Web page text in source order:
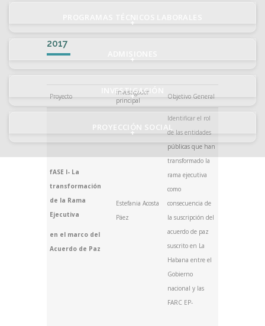
+
+
INVESTIGACIÓN
+
PROYECCIÓN SOCIAL
+
2017
Proyecto
Investigador
principal
Objetivo General
fASE I- La
transformación
de la Rama
Ejecutiva
en el marco del
Acuerdo de Paz
Estefania Acosta
Páez
Identificar el rol
de las entidades
públicas que han
transformado la
rama ejecutiva
como
consecuencia de
la suscripción del
acuerdo de paz
suscrito en La
Habana entre el
Gobierno
nacional y las
FARC EP-